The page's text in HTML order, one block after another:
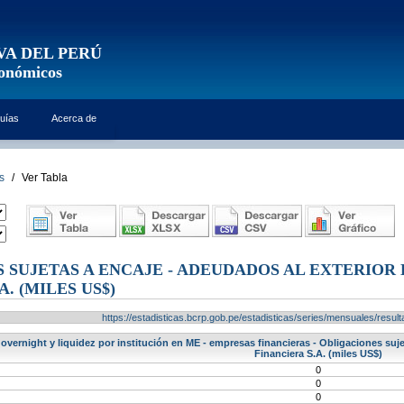
DEL PERÚ
Acerca de
/ Ver Tabla
SUJETAS A ENCAJE - ADEUDADOS AL
(MILES US$)
https://estadisticas.bcrp.gob.pe/estadisticas/series/mensuales/
y liquidez por institución en ME - empresas financieras - Obligaciones
Financiera S.A. (miles US$)
0
0
0